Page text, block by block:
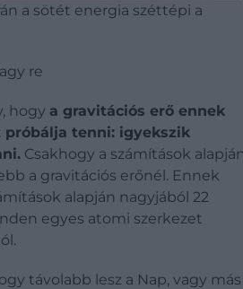
a sötét energia széttépi a
re
hogy a gravitációs erő ennek
próbálja tenni: igyekszik
Csakhogy a számítások
a gravitációs erőnél. Ennek
alapján nagyjából 22
egyes atomi szerkezet
távolabb lesz a Nap, vagy más